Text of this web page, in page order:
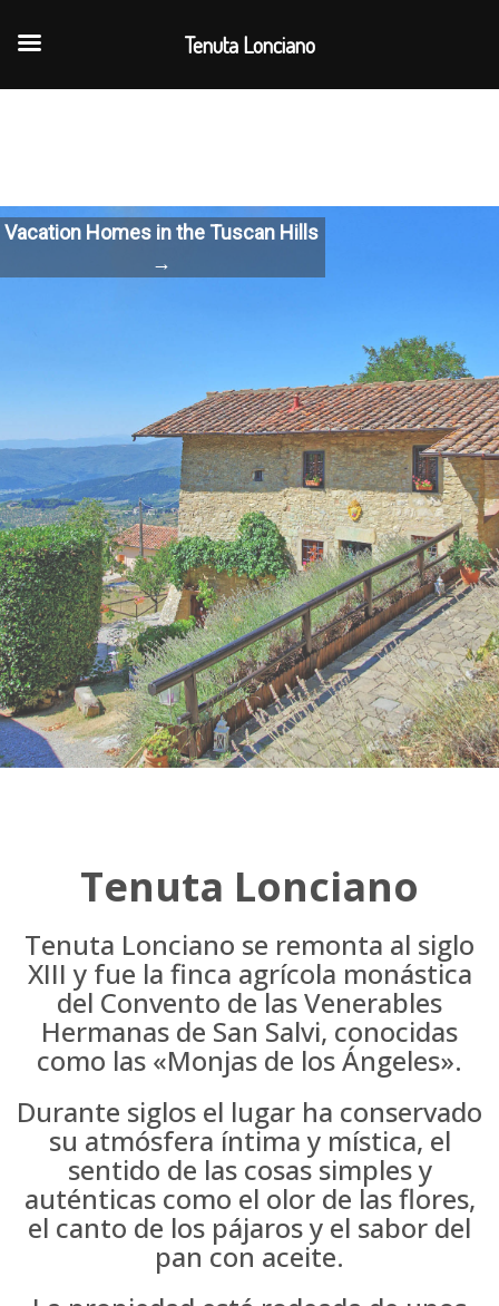
Vacation Homes in the Tuscan Hills
→
Tenuta Lonciano
Tenuta Lonciano se remonta al siglo
XIII y fue la finca agrícola monástica
del Convento de las Venerables
Hermanas de San Salvi, conocidas
como las «Monjas de los Ángeles».
Durante siglos el lugar ha conservado
su atmósfera íntima y mística, el
sentido de las cosas simples y
auténticas como el olor de las flores,
el canto de los pájaros y el sabor del
pan con aceite.
Tenuta Lonciano